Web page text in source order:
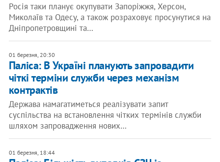
Росія таки планує окупувати Запоріжжя, Херсон,
Миколаїв та Одесу, а також розраховує просунутися на
Дніпропетровщині та…
01 березня, 20:30
Паліса: В Україні планують запровадити
чіткі терміни служби через механізм
контрактів
Держава намагатиметься реалізувати запит
суспільства на встановлення чітких термінів служби
шляхом запровадження нових…
01 березня, 18:44